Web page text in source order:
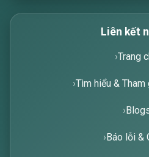
Liên kết
Trang
Tìm hiểu &
Báo lỗi &